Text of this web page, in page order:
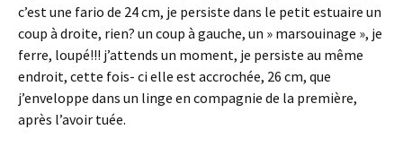
c’est une fario de 24 cm, je persiste dans le petit estuaire un
coup à droite, rien? un coup à gauche, un » marsouinage », je
ferre, loupé!!! j’attends un moment, je persiste au même
endroit, cette fois- ci elle est accrochée, 26 cm, que
j’enveloppe dans un linge en compagnie de la première,
après l’avoir tuée.